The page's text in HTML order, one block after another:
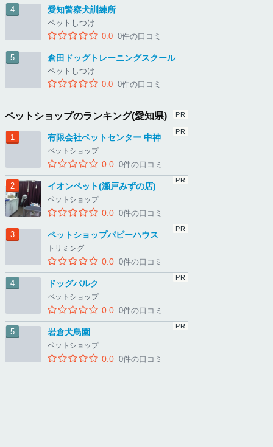
愛知警察犬訓練所
ペットしつけ
0.0 0件の口コミ
倉田ドッグトレーニングスクール
ペットしつけ
0.0 0件の口コミ
ペットショップのランキング(愛知県)
有限会社ペットセンター 中神
ペットショップ
0.0 0件の口コミ
イオンペット(瀬戸みずの店)
ペットショップ
0.0 0件の口コミ
ペットショップパピーハウス
トリミング
0.0 0件の口コミ
ドッグパルク
ペットショップ
0.0 0件の口コミ
岩倉犬鳥園
ペットショップ
0.0 0件の口コミ